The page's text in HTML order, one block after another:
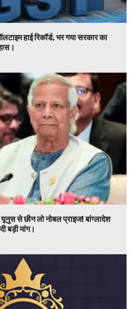
हाई रिकॉर्ड, भर गया सरकार का
से छीन लो नोबल प्राइज! बांग्लादेश
बड़ी मांग।